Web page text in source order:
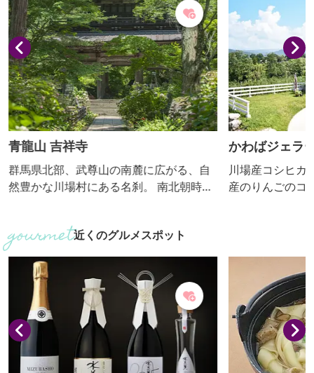
青龍山 吉祥寺
群馬県北部、武尊山の南麓に広がる、自
然豊かな川場村にある名刹。 南北朝時代
四季折々の草花が息づく風光明媚な花寺
としても有名。 春はミズバショウ、サク
ラ、スイセン、夏はアジサイ、ヤマユ
リ、ハス、秋にはヒガンバナ、ホトトギ
ス、紅葉などが目を楽しませてくれま
す。 2020年には本堂の茶室にハートのよ
うな形にくり抜かれた「猪...
かわばジェラ
川場産コシヒカ
産のりんごのコ
近くのグルメスポット